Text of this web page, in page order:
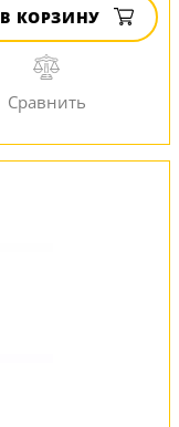
В КОРЗИНУ